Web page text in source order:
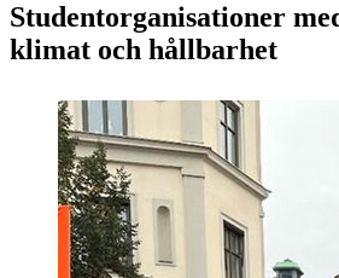
Studentorganisationer
klimat och hållbarhet